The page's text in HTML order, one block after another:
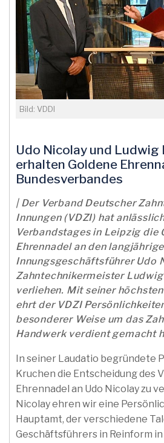
Bild: VDDI
Udo Nicolay und Ludwig
erhalten Goldene
Bundesverbandes
| Der Verband Deutscher
Innungen (VDZI) hat
Verbandstages in Leipzig die
Ehrennadel an den
Innungsgeschäftsführer Udo
Zahntechnikermeister
verliehen. Mit seiner
ehrt der VDZI
besonderer Weise um das
Handwerk verdient gemacht
In seiner Laudatio begründete
Kruchen die Entscheidung des
Ehrennadel an Udo Nicolay zu
Nicolay ehren wir eine
Hauptamt, der verschiedene
Geschäftsführers in Reinform